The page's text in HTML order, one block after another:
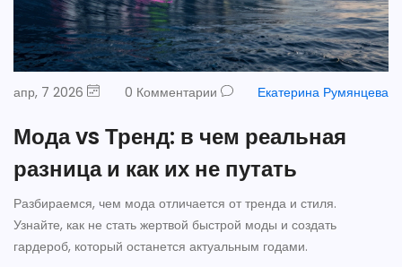
апр, 7 2026 0 Комментарии Екатерина Румянцева
Мода vs Тренд: в чем реальная
разница и как их не путать
Разбираемся, чем мода отличается от тренда и стиля.
Узнайте, как не стать жертвой быстрой моды и создать
гардероб, который останется актуальным годами.